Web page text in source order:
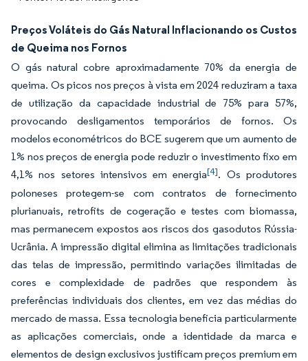
Preços Voláteis do Gás Natural Inflacionando os Custos
de Queima nos Fornos
O gás natural cobre aproximadamente 70% da energia de
queima. Os picos nos preços à vista em 2024 reduziram a taxa
de utilização da capacidade industrial de 75% para 57%,
provocando desligamentos temporários de fornos. Os
modelos econométricos do BCE sugerem que um aumento de
1% nos preços de energia pode reduzir o investimento fixo em
4,1% nos setores intensivos em energia[4]. Os produtores
poloneses protegem-se com contratos de fornecimento
plurianuais, retrofits de cogeração e testes com biomassa,
mas permanecem expostos aos riscos dos gasodutos Rússia-
Ucrânia. A impressão digital elimina as limitações tradicionais
das telas de impressão, permitindo variações ilimitadas de
cores e complexidade de padrões que respondem às
preferências individuais dos clientes, em vez das médias do
mercado de massa. Essa tecnologia beneficia particularmente
as aplicações comerciais, onde a identidade da marca e
elementos de design exclusivos justificam preços premium em